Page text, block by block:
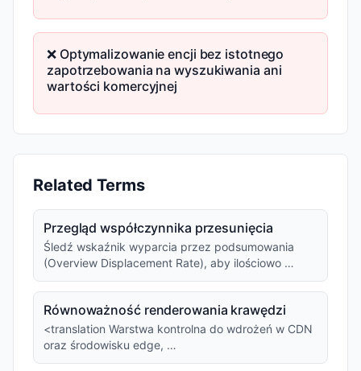
❌ Optymalizowanie encji bez istotnego
zapotrzebowania na wyszukiwania ani
wartości komercyjnej
Related Terms
Przegląd współczynnika przesunięcia
Śledź wskaźnik wyparcia przez podsumowania
(Overview Displacement Rate), aby ilościowo …
Równoważność renderowania krawędzi
<translation Warstwa kontrolna do wdrożeń w CDN
oraz środowisku edge, …